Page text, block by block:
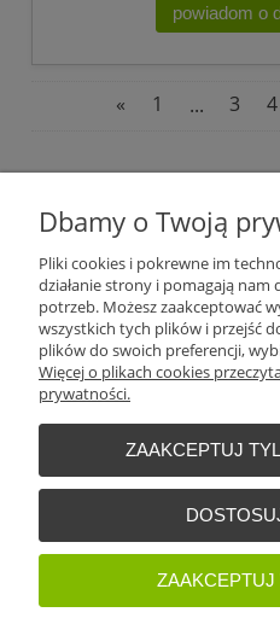
powiadom o
« 1 ... 3 4
ul. Warszawska 281
26-110Skarżysko-Kamienna
+48 509 457 733
E-mail:plantago@plantago.pl
Płatności
O
Dbamy o Twoją
Pliki cookies i pokrewne im
działanie strony i pomagają
potrzeb. Możesz zaakceptować
wszystkich tych plików i przejść
plików do swoich preferencji,
Więcej o plikach cookies
prywatności.
ZAAKCEPTUJ
ZAAKCEPTUJ